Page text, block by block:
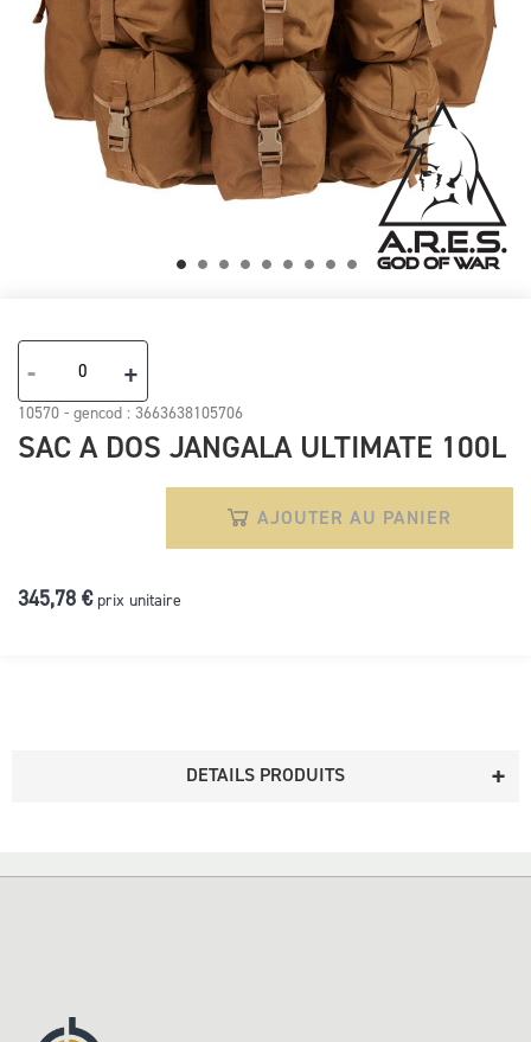
- +
10570 - gencod : 3663638105706
SAC A DOS JANGALA ULTIMATE 100L
AJOUTER AU PANIER
345,78 € prix unitaire
the
beginning
the
images
DETAILS PRODUITS